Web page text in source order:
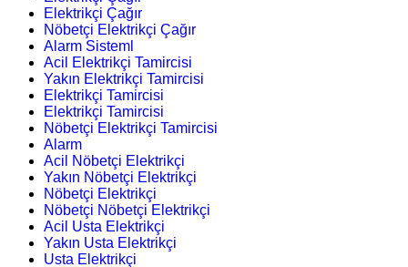
Elektrikçi Çağır
Nöbetçi Elektrikçi Çağır
Alarm Sisteml
Acil Elektrikçi Tamircisi
Yakın Elektrikçi Tamircisi
Elektrikçi Tamircisi
Elektrikçi Tamircisi
Nöbetçi Elektrikçi Tamircisi
Alarm
Acil Nöbetçi Elektrikçi
Yakın Nöbetçi Elektrikçi
Nöbetçi Elektrikçi
Nöbetçi Nöbetçi Elektrikçi
Acil Usta Elektrikçi
Yakın Usta Elektrikçi
Usta Elektrikçi